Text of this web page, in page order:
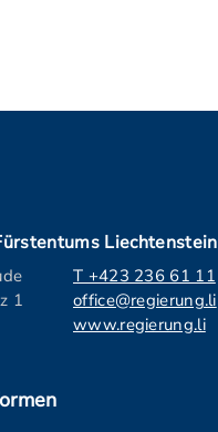
Liechtenstein
1
T +423 236 61 11
office@regierung.li
www.regierung.li